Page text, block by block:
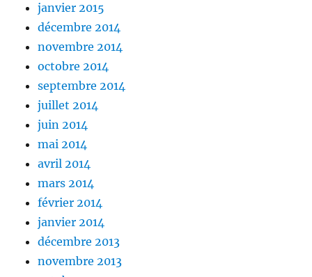
janvier 2015
décembre 2014
novembre 2014
octobre 2014
septembre 2014
juillet 2014
juin 2014
mai 2014
avril 2014
mars 2014
février 2014
janvier 2014
décembre 2013
novembre 2013